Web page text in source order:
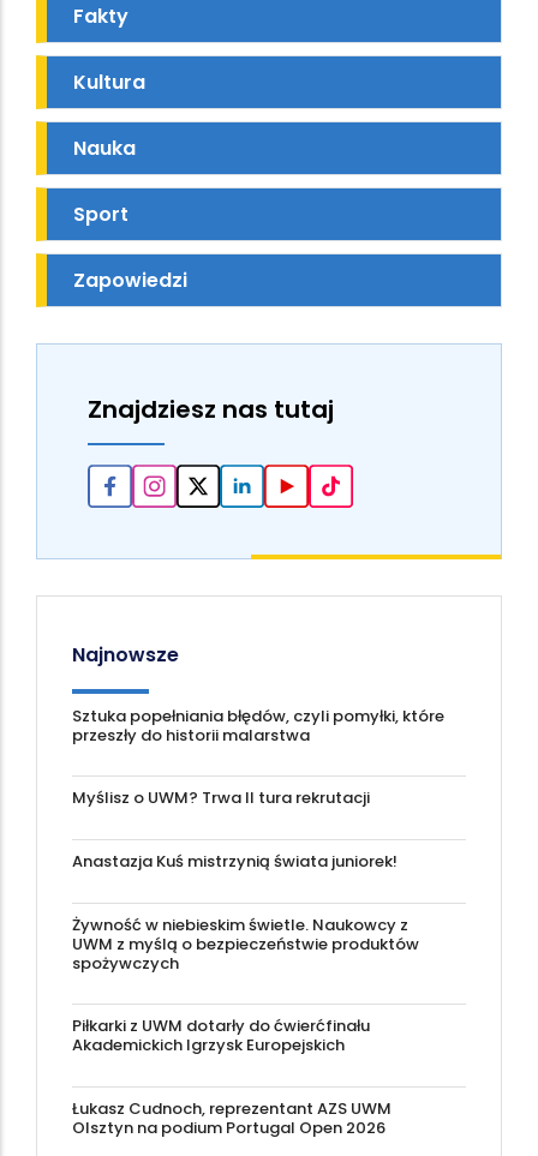
Fakty
Kultura
Nauka
Sport
Zapowiedzi
Znajdziesz nas tutaj
Najnowsze
Sztuka popełniania błędów, czyli pomyłki, które
przeszły do historii malarstwa
Myślisz o UWM? Trwa II tura rekrutacji
Anastazja Kuś mistrzynią świata juniorek!
Żywność w niebieskim świetle. Naukowcy z
UWM z myślą o bezpieczeństwie produktów
spożywczych
Piłkarki z UWM dotarły do ćwierćfinału
Akademickich Igrzysk Europejskich
Łukasz Cudnoch, reprezentant AZS UWM
Olsztyn na podium Portugal Open 2026